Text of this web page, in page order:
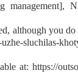
although you
khotya-
at: https://